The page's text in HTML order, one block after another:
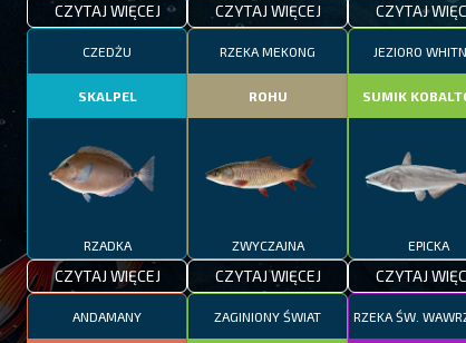
CZYTAJ WIĘCEJ CZYTAJ WIĘCEJ CZYTAJ
CZEDŻU
SKALPEL
RZADKA
CZYTAJ WIĘCEJ
RZEKA MEKONG
ROHU
ZWYCZAJNA
CZYTAJ WIĘCEJ
JEZIORO
SUMIK
EPICKA
CZYTAJ
ANDAMANY ZAGINIONY ŚWIAT RZEKA ŚW.